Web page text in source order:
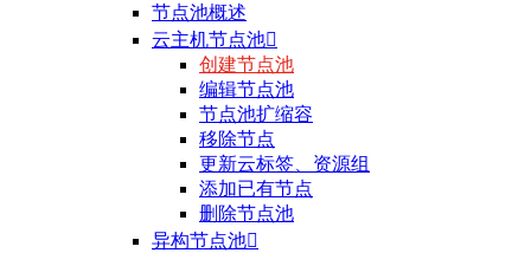
节点池概述
云主机节点池
创建节点池
编辑节点池
节点池扩缩容
移除节点
更新云标签、资源组
添加已有节点
删除节点池
异构节点池